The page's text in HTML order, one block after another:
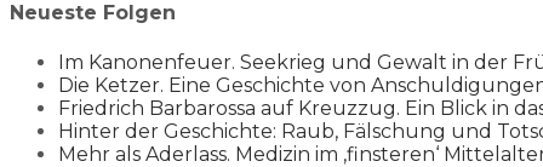
Neueste Folgen
Im Kanonenfeuer. Seekrieg und Gewalt in der
Die Ketzer. Eine Geschichte von
Friedrich Barbarossa auf Kreuzzug. Ein Blick in
Hinter der Geschichte: Raub, Fälschung und
Mehr als Aderlass. Medizin im ‚finsteren‘